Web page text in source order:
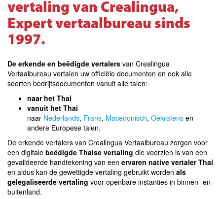
vertaling van Crealingua,
Expert vertaalbureau sinds
1997.
De erkende en beëdigde vertalers van Crealingua
Vertaalbureau vertalen uw officiële documenten en ook alle
soorten bedrijfsdocumenten vanuit alle talen:
naar het Thai
vanuit het Thai
naar Nederlands, Frans, Macedonisch, Oekraïens en
andere Europese talen.
De erkende vertalers van Crealingua Vertaalbureau zorgen voor
een digitale beëdigde Thaise vertaling die voorzien is van een
gevalideerde handtekening van een ervaren native vertaler Thai
en aldus kan de gewettigde vertaling gebruikt worden als
gelegaliseerde vertaling voor openbare instanties in binnen- en
buitenland.